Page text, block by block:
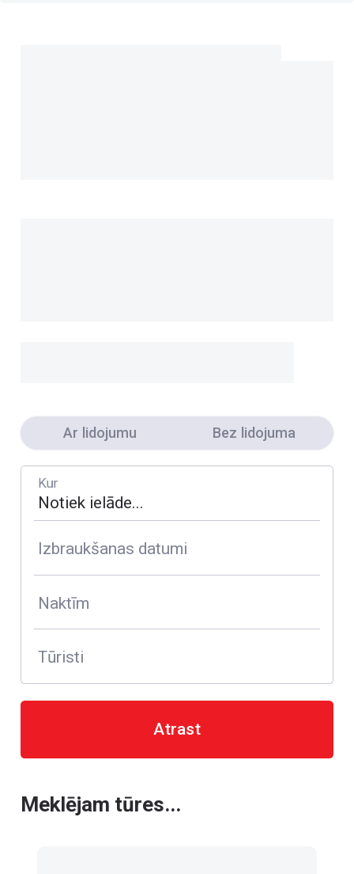
Ar lidojumu Bez lidojuma
Kur
Izbraukšanas datumi
Naktīm
Tūristi
Atrast
Meklējam tūres...